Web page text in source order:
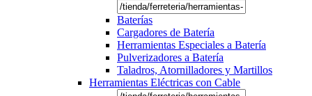
Baterías
Cargadores de Batería
Herramientas Especiales a Batería
Pulverizadores a Batería
Taladros, Atornilladores y Martillos
Herramientas Eléctricas con Cable